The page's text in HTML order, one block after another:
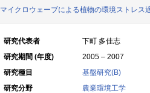
マイクロウェーブによる植物の環境ストレス
研究代表者
下町 多佳志
研究期間 (年度)
2005 – 2007
研究種目
基盤研究(B)
研究分野
農業環境工学